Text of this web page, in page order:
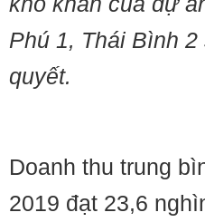
Phú 1, Thái Bình
quyết.
Doanh thu trung
2019 đạt 23,6